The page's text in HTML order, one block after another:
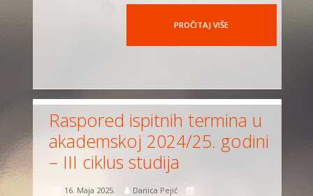
PROČITAJ VIŠE
Raspored ispitnih termina u
akademskoj 2024/25. godini
– III ciklus studija
16. Maja 2025. Danica Pejić